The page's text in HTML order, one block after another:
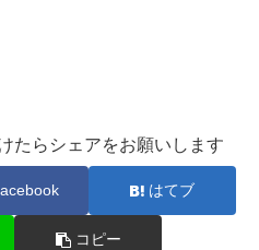
たらシェアをお願いします
はてブ
コピー